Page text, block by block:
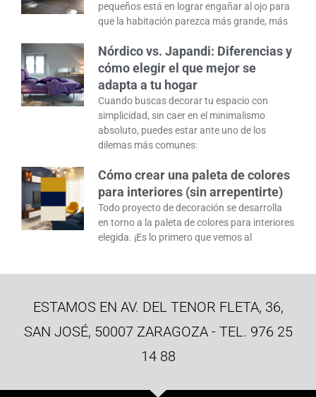
pequeños está en lograr engañar al ojo para
que la habitación parezca más grande, más
Nórdico vs. Japandi: Diferencias y
cómo elegir el que mejor se
adapta a tu hogar
Cuando buscas decorar tu espacio con
simplicidad, sin caer en el minimalismo
absoluto, puedes estar ante uno de los
dilemas más comunes:
Cómo crear una paleta de colores
para interiores (sin arrepentirte)
Todo proyecto de decoración se desarrolla
en torno a la paleta de colores para interiores
elegida. ¡Es lo primero que vemos al
ESTAMOS EN AV. DEL TENOR FLETA, 36,
SAN JOSÉ, 50007 ZARAGOZA - TEL. 976 25
14 88